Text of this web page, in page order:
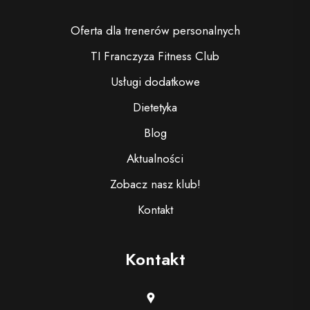
Oferta dla trenerów personalnych
TI Franczyza Fitness Club
Usługi dodatkowe
Dietetyka
Blog
Aktualności
Zobacz nasz klub!
Kontakt
Kontakt